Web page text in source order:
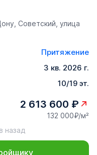
Советский, улица
Притяжение
3 кв. 2026 г.
10/19 эт.
2 613 600 ₽
132 000₽/м²
назад